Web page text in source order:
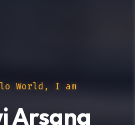
World, I am
Arsana